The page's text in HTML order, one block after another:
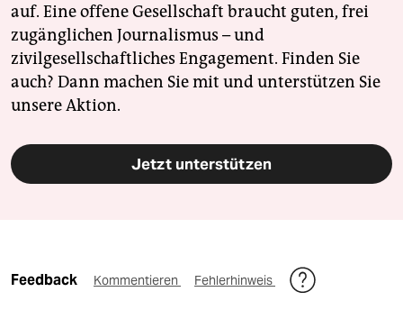
auf. Eine offene Gesellschaft braucht guten, frei
zugänglichen Journalismus – und
zivilgesellschaftliches Engagement. Finden Sie
auch? Dann machen Sie mit und unterstützen Sie
unsere Aktion.
Jetzt unterstützen
Feedback Kommentieren Fehlerhinweis